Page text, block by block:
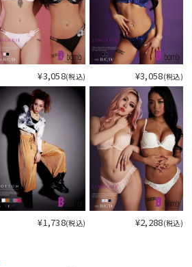
¥3,058(税込) ¥3,058(税込)
¥1,738(税込) ¥2,288(税込)